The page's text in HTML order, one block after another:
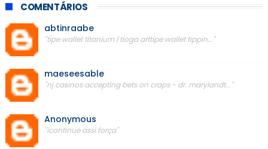
COMENTÁRIOS
abtinraabe
"tipe wallet titanium | tioga arttipe wallet tippin..."
maeseesable
"nj casinos accepting bets on craps - dr. marylandt..."
Anonymous
"icontinue assi força"